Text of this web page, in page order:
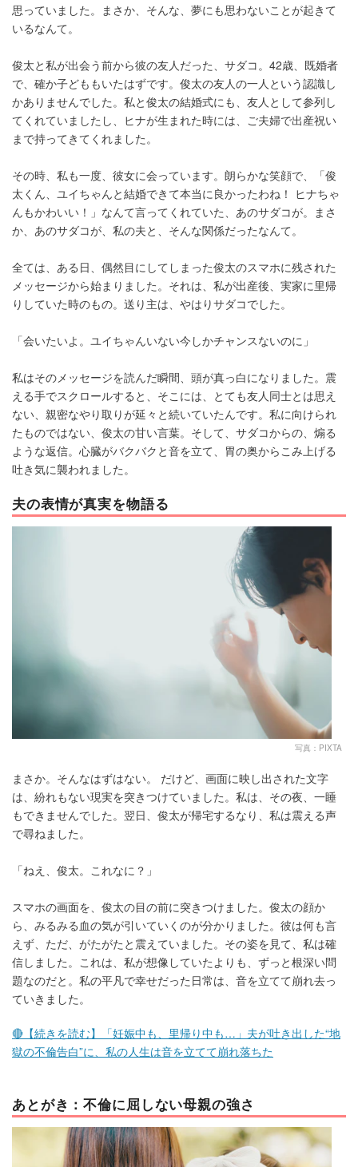
思っていました。まさか、そんな、夢にも思わないことが起きて
いるなんて。
俊太と私が出会う前から彼の友人だった、サダコ。42歳、既婚者
で、確か子どももいたはずです。俊太の友人の一人という認識し
かありませんでした。私と俊太の結婚式にも、友人として参列し
てくれていましたし、ヒナが生まれた時には、ご夫婦で出産祝い
まで持ってきてくれました。
その時、私も一度、彼女に会っています。朗らかな笑顔で、「俊
太くん、ユイちゃんと結婚できて本当に良かったわね！ ヒナちゃ
んもかわいい！」なんて言ってくれていた、あのサダコが。まさ
か、あのサダコが、私の夫と、そんな関係だったなんて。
全ては、ある日、偶然目にしてしまった俊太のスマホに残された
メッセージから始まりました。それは、私が出産後、実家に里帰
りしていた時のもの。送り主は、やはりサダコでした。
「会いたいよ。ユイちゃんいない今しかチャンスないのに」
私はそのメッセージを読んだ瞬間、頭が真っ白になりました。震
える手でスクロールすると、そこには、とても友人同士とは思え
ない、親密なやり取りが延々と続いていたんです。私に向けられ
たものではない、俊太の甘い言葉。そして、サダコからの、煽る
ような返信。心臓がバクバクと音を立て、胃の奥からこみ上げる
吐き気に襲われました。
夫の表情が真実を物語る
写真：PIXTA
まさか。そんなはずはない。 だけど、画面に映し出された文字
は、紛れもない現実を突きつけていました。私は、その夜、一睡
もできませんでした。翌日、俊太が帰宅するなり、私は震える声
で尋ねました。
「ねえ、俊太。これなに？」
スマホの画面を、俊太の目の前に突きつけました。俊太の顔か
ら、みるみる血の気が引いていくのが分かりました。彼は何も言
えず、ただ、がたがたと震えていました。その姿を見て、私は確
信しました。これは、私が想像していたよりも、ずっと根深い問
題なのだと。私の平凡で幸せだった日常は、音を立てて崩れ去っ
ていきました。
🔴【続きを読む】「妊娠中も、里帰り中も…」夫が吐き出した“地
獄の不倫告白”に、私の人生は音を立てて崩れ落ちた
あとがき：不倫に屈しない母親の強さ